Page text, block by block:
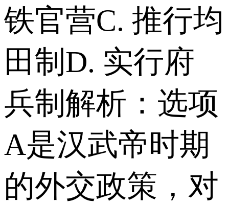
铁官营 C. 推行均
田制 D. 实行府
兵制 解析：选项
A是汉武帝时期
的外交政策，对